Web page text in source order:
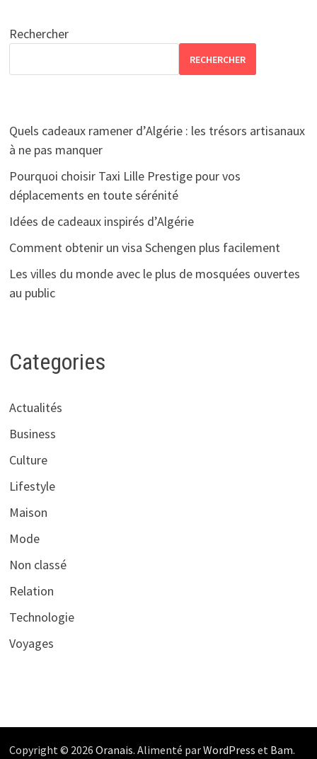
Rechercher
RECHERCHER
Quels cadeaux ramener d’Algérie : les trésors artisanaux
à ne pas manquer
Pourquoi choisir Taxi Lille Prestige pour vos
déplacements en toute sérénité
Idées de cadeaux inspirés d’Algérie
Comment obtenir un visa Schengen plus facilement
Les villes du monde avec le plus de mosquées ouvertes
au public
Categories
Actualités
Business
Culture
Lifestyle
Maison
Mode
Non classé
Relation
Technologie
Voyages
Copyright © 2026 Oranais. Alimenté parWordPress et Bam.